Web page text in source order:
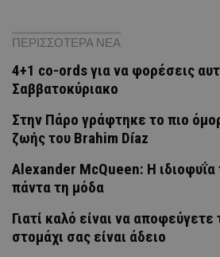
ΠΕΡΙΣΣΟΤΕΡΑ ΝΕΑ
4+1 co-ords για να φορέσεις
Σαββατοκύριακο
Στην Πάρο γράφτηκε το πιο
ζωής του Brahim Díaz
Alexander McQueen: Η ιδιοφυΐα
πάντα τη μόδα
Γιατί καλό είναι να
στομάχι σας είναι άδειο